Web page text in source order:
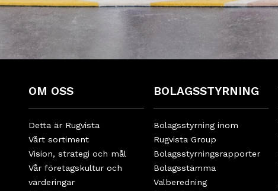
OM OSS
Detta är Rugvista
Vårt sortiment
Vision, strategi och mål
Vår företagskultur och
värderingar
BOLAGSSTYRNING
Bolagsstyrning inom
Rugvista Group
Bolagsstyrningsrapporter
Bolagsstämma
Valberedning